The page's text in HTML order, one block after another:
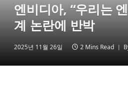
엔비디아, “우리는
계 논란에 반박
2025년 11월 26일 2 Mins Read